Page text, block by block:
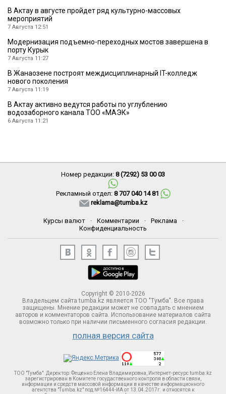
В Актау в августе пройдет ряд культурно-массовых
мероприятий
7 Августа 12:51
Модернизация подъемно-переходных мостов завершена в
порту Курык
7 Августа 11:27
В Жанаозене построят междисциплинарный IT-колледж
нового поколения
7 Августа 11:19
В Актау активно ведутся работы по углублению
водозаборного канала ТОО «МАЭК»
6 Августа 11:21
Номер редакции: 8 (7292) 53 00 03
Рекламный отдел: 8 707 040 14 81
reklama@tumba.kz
Курсы валют · Комментарии · Реклама
·
Конфиденциальность
Copyright © 2010-2026
Владельцем сайта tumba.kz является ТОО "Тумба". Все права
защищены. Мнение редакции может не совпадать с мнением
авторов и комментаторов сайта. Использование материалов сайта
возможно только при наличии письменного согласия редакции.
полная версия сайта
ТОО "Тумба". Директор: Фещенко Елена Владимировна, Интернет-ресурс tumba.kz
зарегистрирован в Комитете госудаственного контроля в области связи,
информации и средств массовой информации в качестве информационного
агентства "Tumba.kz" под №16444-ИА от 13.04.2017г. и относятся к